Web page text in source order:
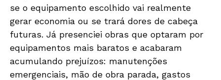
se o equipamento escolhido vai realmente
gerar economia ou se trará dores de cabeça
futuras. Já presenciei obras que optaram por
equipamentos mais baratos e acabaram
acumulando prejuízos: manutenções
emergenciais, mão de obra parada, gastos